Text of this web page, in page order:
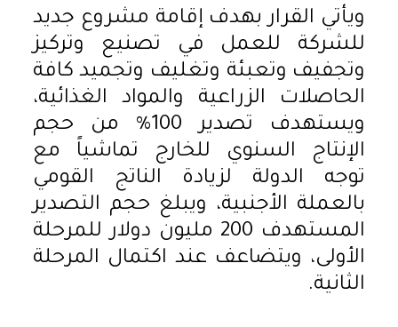
ويأتي القرار بهدف إقامة مشروع جديد
للشركة للعمل في تصنيع وتركيز
وتجفيف وتعبئة وتغليف وتجميد كافة
الحاصلات الزراعية والمواد الغذائية،
ويستهدف تصدير 100% من حجم
الإنتاج السنوي للخارج تماشياً مع
توجه الدولة لزيادة الناتج القومي
بالعملة الأجنبية، ويبلغ حجم التصدير
المستهدف 200 مليون دولار للمرحلة
الأولى، ويتضاعف عند اكتمال المرحلة
الثانية.